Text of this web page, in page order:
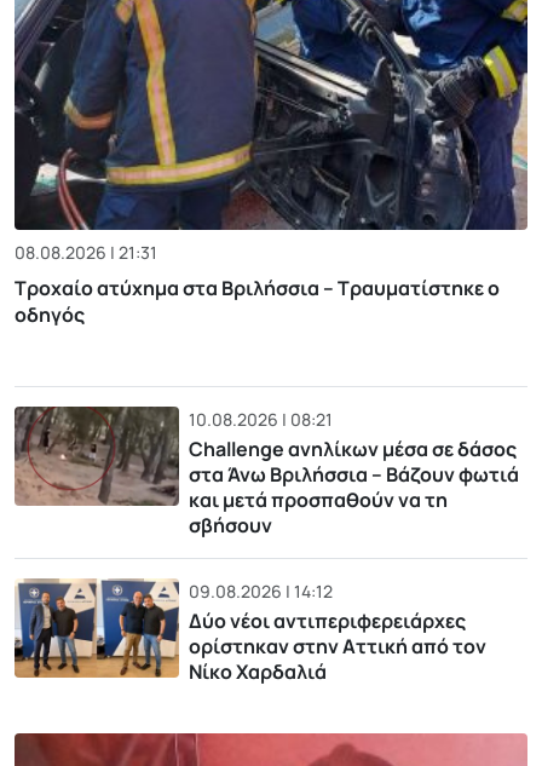
08.08.2026 | 21:31
Τροχαίο ατύχημα στα Βριλήσσια – Τραυματίστηκε ο
οδηγός
10.08.2026 | 08:21
Challenge ανηλίκων μέσα σε δάσος
στα Άνω Βριλήσσια – Βάζουν φωτιά
και μετά προσπαθούν να τη
σβήσουν
09.08.2026 | 14:12
Δύο νέοι αντιπεριφερειάρχες
ορίστηκαν στην Αττική από τον
Νίκο Χαρδαλιά